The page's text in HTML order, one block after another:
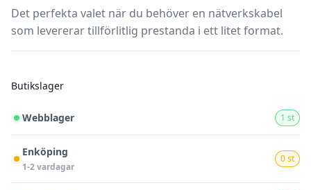
Det perfekta valet när du behöver en nätverkskabel
som levererar tillförlitlig prestanda i ett litet format.
Butikslager
Webblager 1 st
Enköping
1-2 vardagar
0 st